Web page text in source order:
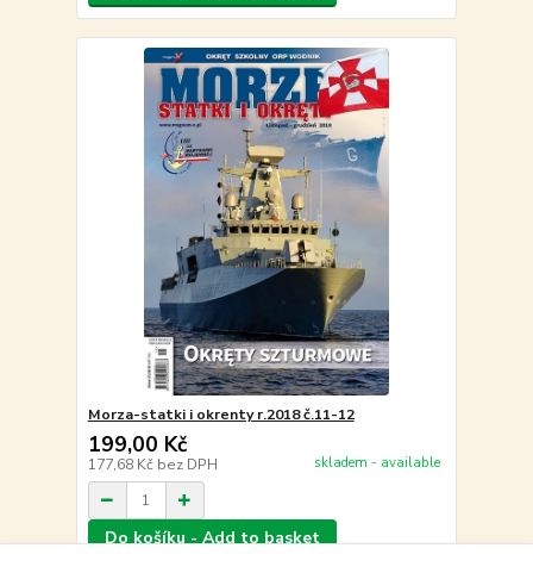
Morza-statki i okrenty r.2018 č.11-12
199,00 Kč
177,68 Kč bez DPH skladem - available
Do košíku - Add to basket